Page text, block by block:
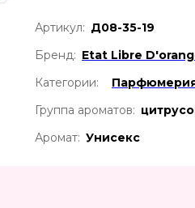
Артикул: Д08-35-19
Бренд: Etat Libre
Категории:
Группа ароматов:
Аромат: Унисекс